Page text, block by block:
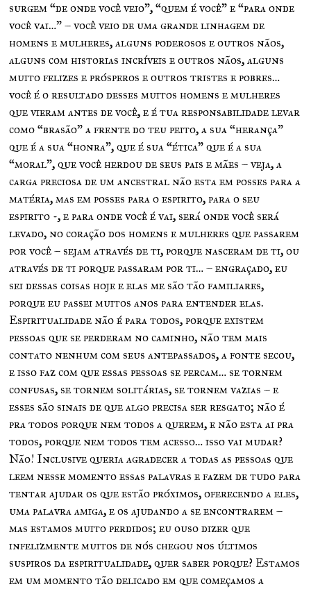
surgem “de onde você veio”, “quem é você” e “para onde
você vai…” – você veio de uma grande linhagem de
homens e mulheres, alguns poderosos e outros nãos,
alguns com historias incríveis e outros nãos, alguns
muito felizes e prósperos e outros tristes e pobres…
você é o resultado desses muitos homens e mulheres
que vieram antes de você, e é tua responsabilidade levar
como “brasão” a frente do teu peito, a sua “herança”
que é a sua “honra”, que é sua “ética” que é a sua
“moral”, que você herdou de seus pais e mães – veja, a
carga preciosa de um ancestral não esta em posses para a
matéria, mas em posses para o espirito, para o seu
espirito -, e para onde você é vai, será onde você será
levado, no coração dos homens e mulheres que passarem
por você – sejam através de ti, porque nasceram de ti, ou
através de ti porque passaram por ti… – engraçado, eu
sei dessas coisas hoje e elas me são tão familiares,
porque eu passei muitos anos para entender elas.
Espiritualidade não é para todos, porque existem
pessoas que se perderam no caminho, não tem mais
contato nenhum com seus antepassados, a fonte secou,
e isso faz com que essas pessoas se percam… se tornem
confusas, se tornem solitárias, se tornem vazias – e
esses são sinais de que algo precisa ser resgato; não é
pra todos porque nem todos a querem, e não esta ai pra
todos, porque nem todos tem acesso… isso vai mudar?
Não! Inclusive queria agradecer a todas as pessoas que
leem nesse momento essas palavras e fazem de tudo para
tentar ajudar os que estão próximos, oferecendo a eles,
uma palavra amiga, e os ajudando a se encontrarem –
mas estamos muito perdidos; eu ouso dizer que
infelizmente muitos de nós chegou nos últimos
suspiros da espiritualidade, quer saber porque? Estamos
em um momento tão delicado em que começamos a